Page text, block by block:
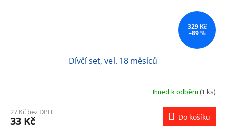
329 Kč
–89 %
Dívčí set, vel. 18 měsíců
Ihned k odběru (1 ks)
27 Kč bez DPH
33 Kč Do košíku